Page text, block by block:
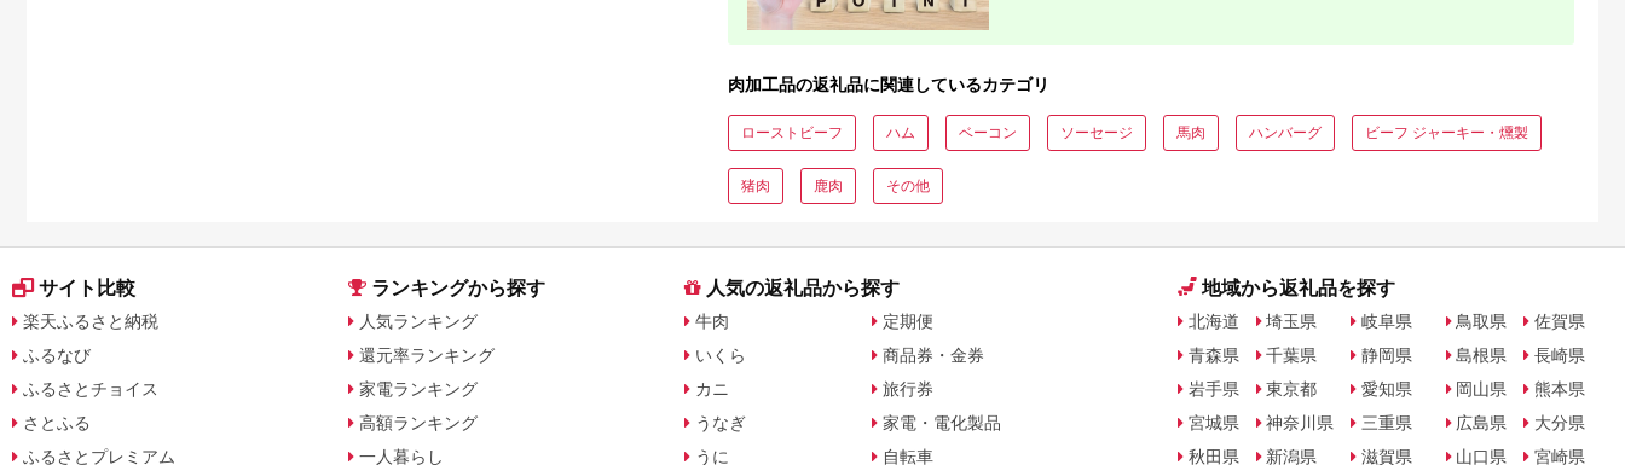
肉加工品の返礼品に関連しているカテゴリ
ローストビーフ ハム ベーコン ソーセージ 馬肉 ハンバーグ ビーフ ジャーキー・燻製
猪肉 鹿肉 その他
サイト比較
楽天ふるさと納税
ふるなび
ふるさとチョイス
さとふる
ふるさとプレミアム
ランキングから探す
人気ランキング
還元率ランキング
家電ランキング
高額ランキング
一人暮らし
人気の返礼品から探す
牛肉
いくら
カニ
うなぎ
うに
定期便
商品券・金券
旅行券
家電・電化製品
自転車
地域から返礼品を探す
北海道
青森県
岩手県
宮城県
秋田県
埼玉県
千葉県
東京都
神奈川県
新潟県
岐阜県
静岡県
愛知県
三重県
滋賀県
鳥取県
島根県
岡山県
広島県
山口県
佐賀県
長崎県
熊本県
大分県
宮崎県